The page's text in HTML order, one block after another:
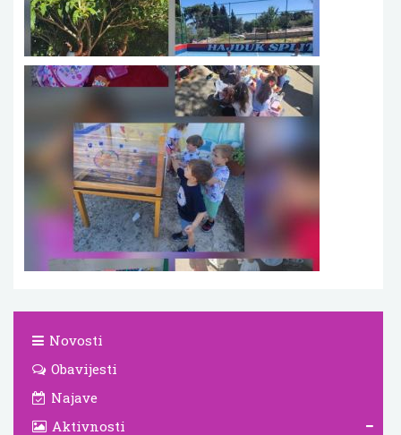
Novosti
Obavijesti
Najave
Aktivnosti